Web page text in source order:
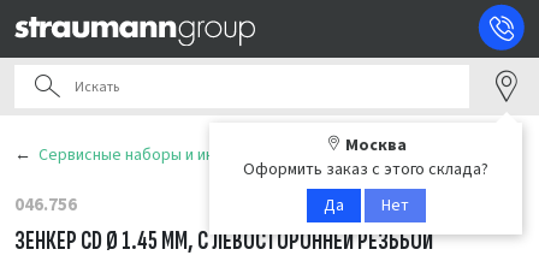
Москва
Оформить заказ с этого склада?
Да
Нет
Сервисные наборы и инструменты
046.756
ЗЕНКЕР CD Ø 1.45 ММ, С ЛЕВОСТОРОННЕЙ РЕЗЬБОЙ